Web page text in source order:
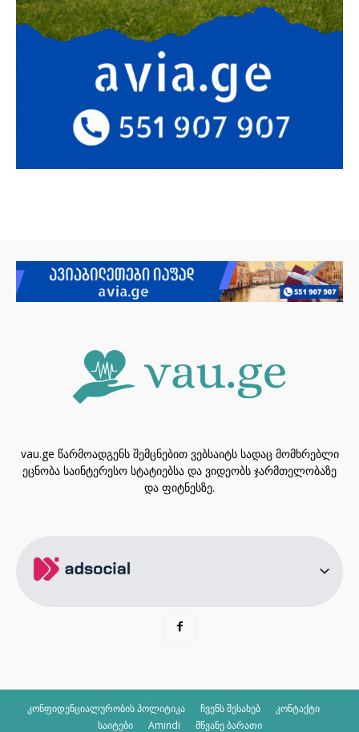
vau.ge წარმოადგენს შემცნებით ვებსაიტს სადაც მომხრებლი
ეცნობა საინტერესო სტატიებსა და ვიდეობს ჯარმთელობაზე
და ფიტნესზე.
კონფიდენციალურობის პოლიტიკა ჩვენს შესახებ
კონტაქტი
საიტები
Amindi მწვანე ბარათი